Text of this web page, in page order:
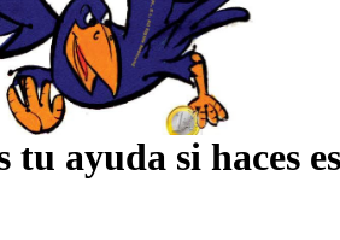
tu ayuda si haces